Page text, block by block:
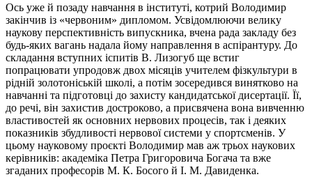
Ось уже й позаду навчання в інституті, котрий Володимир
закінчив із «червоним» дипломом. Усвідомлюючи велику
наукову перспективність випускника, вчена рада закладу без
будь-яких вагань надала йому направлення в аспірантуру. До
складання вступних іспитів В. Лизогуб ще встиг
попрацювати упродовж двох місяців учителем фізкультури в
рідній золотоніській школі, а потім зосередився винятково на
навчанні та підготовці до захисту кандидатської дисертації. Її,
до речі, він захистив достроково, а присвячена вона вивченню
властивостей як основних нервових процесів, так і деяких
показників збудливості нервової системи у спортсменів. У
цьому науковому проєкті Володимир мав аж трьох наукових
керівників: академіка Петра Григоровича Богача та вже
згаданих професорів М. К. Босого й І. М. Давиденка.